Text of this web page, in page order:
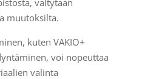
vältytään
muutoksilta.
kuten VAKIO+
voi nopeuttaa
valinta